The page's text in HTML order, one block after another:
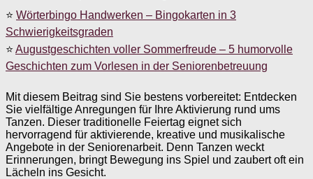
⭐ Wörterbingo Handwerken – Bingokarten in 3
Schwierigkeitsgraden
⭐ Augustgeschichten voller Sommerfreude – 5 humorvolle
Geschichten zum Vorlesen in der Seniorenbetreuung
Mit diesem Beitrag sind Sie bestens vorbereitet: Entdecken
Sie vielfältige Anregungen für Ihre Aktivierung rund ums
Tanzen. Dieser traditionelle Feiertag eignet sich
hervorragend für aktivierende, kreative und musikalische
Angebote in der Seniorenarbeit. Denn Tanzen weckt
Erinnerungen, bringt Bewegung ins Spiel und zaubert oft ein
Lächeln ins Gesicht.